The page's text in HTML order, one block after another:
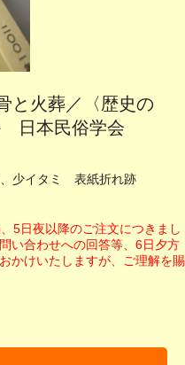
火葬／〈歴史の
日本民俗学会
少イタミ 表紙折れ跡
5日夜以降のご注文につきまし
い合わせへの回答等、6日夕方
かけいたしますが、ご理解を賜